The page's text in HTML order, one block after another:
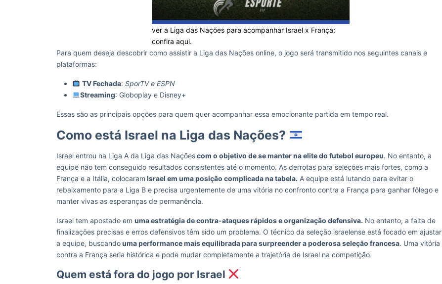
ver a Liga das Nações para acompanhar Israel x França:
confira aqui.
Para quem deseja descobrir como assistir a Liga das Nações online, o jogo será transmitido nos seguintes canais e
plataformas:
TV Fechada: SporTV e ESPN
Streaming: Globoplay e Disney+
Essas são as principais opções para quem quer acompanhar essa emocionante partida em tempo real.
Como está Israel na Liga das Nações?
Israel entrou na Liga A da Liga das Naçõescom o objetivo de se manter na elite do futebol europeu. No entanto, a
equipe não tem conseguido resultados consistentes até o momento. As derrotas para seleções mais fortes, como a
França e a Itália, colocaram Israel em uma posição complicada na tabela. A equipe está lutando para evitar o
rebaixamento para a Liga B e precisa urgentemente de uma vitória no confronto contra a França para ganhar fôlego e
manter vivas as esperanças de permanência.
Israel tem apostado em uma estratégia de contra-ataques rápidos e organização defensiva. No entanto, a falta de
finalizações precisas e erros defensivos têm sido um problema. O técnico da seleção israelense está focado em ajustar
a equipe, buscandouma performance mais equilibrada para surpreender a poderosa seleção francesa. Uma vitória
contra a França seria histórica e pode mudar completamente a trajetória de Israel na competição.
Quem está fora do jogo por Israel